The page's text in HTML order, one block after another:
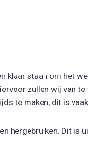
klaar staan om het
zullen wij van
te maken, dit is
hergebruiken. Dit is